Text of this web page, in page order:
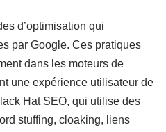
d’optimisation qui
par Google. Ces pratiques
dans les moteurs de
une expérience utilisateur de
Hat SEO, qui utilise des
stuffing, cloaking, liens